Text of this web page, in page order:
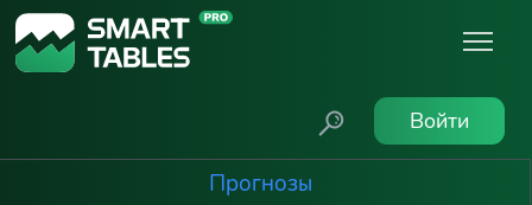
Войти
Прогнозы